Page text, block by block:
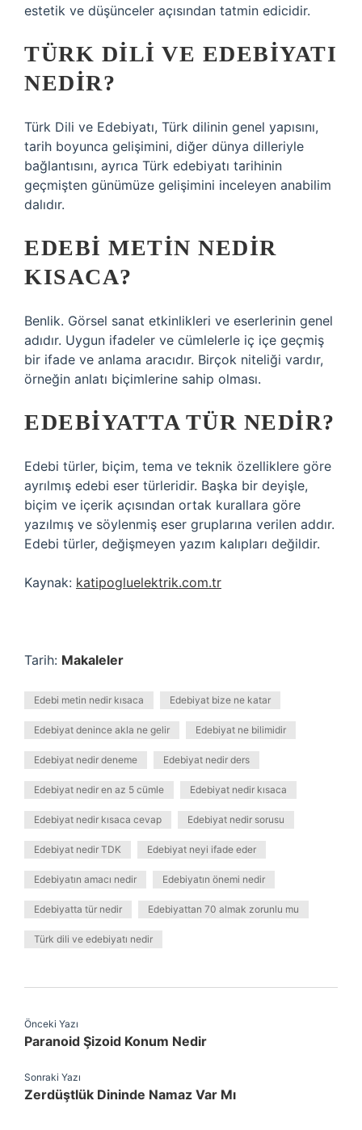
estetik ve düşünceler açısından tatmin edicidir.
TÜRK DILI VE EDEBIYATI
NEDIR?
Türk Dili ve Edebiyatı, Türk dilinin genel yapısını,
tarih boyunca gelişimini, diğer dünya dilleriyle
bağlantısını, ayrıca Türk edebiyatı tarihinin
geçmişten günümüze gelişimini inceleyen anabilim
dalıdır.
EDEBI METIN NEDIR
KISACA?
Benlik. Görsel sanat etkinlikleri ve eserlerinin genel
adıdır. Uygun ifadeler ve cümlelerle iç içe geçmiş
bir ifade ve anlama aracıdır. Birçok niteliği vardır,
örneğin anlatı biçimlerine sahip olması.
EDEBIYATTA TÜR NEDIR?
Edebi türler, biçim, tema ve teknik özelliklere göre
ayrılmış edebi eser türleridir. Başka bir deyişle,
biçim ve içerik açısından ortak kurallara göre
yazılmış ve söylenmiş eser gruplarına verilen addır.
Edebi türler, değişmeyen yazım kalıpları değildir.
Kaynak: katipogluelektrik.com.tr
Tarih: Makaleler
Edebi metin nedir kısaca Edebiyat bize ne katar
Edebiyat denince akla ne gelir Edebiyat ne bilimidir
Edebiyat nedir deneme Edebiyat nedir ders
Edebiyat nedir en az 5 cümle Edebiyat nedir kısaca
Edebiyat nedir kısaca cevap Edebiyat nedir sorusu
Edebiyat nedir TDK Edebiyat neyi ifade eder
Edebiyatın amacı nedir Edebiyatın önemi nedir
Edebiyatta tür nedir Edebiyattan 70 almak zorunlu mu
Türk dili ve edebiyatı nedir
Önceki Yazı
Paranoid Şizoid Konum Nedir
Sonraki Yazı
Zerdüştlük Dininde Namaz Var Mı